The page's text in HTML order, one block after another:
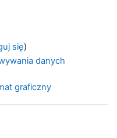
się)
danych
graficzny